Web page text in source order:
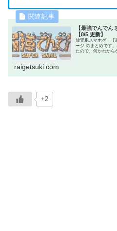
【最強でんでん
【8/5 更新】
放置系スマホゲー【
ージ のまとめです
たので、何かわから
raigetsuki.com
+2